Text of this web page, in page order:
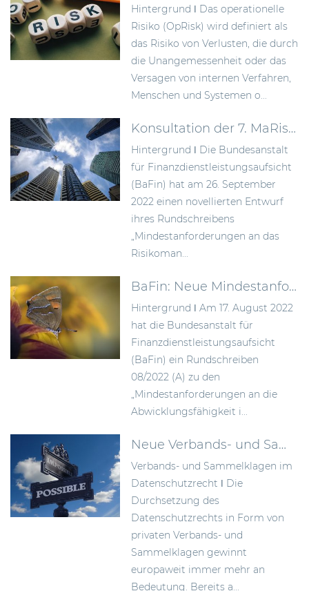
Hintergrund ǀ Das operationelle
Risiko (OpRisk) wird definiert als
das Risiko von Verlusten, die durch
die Unangemessenheit oder das
Versagen von internen Verfahren,
Menschen und Systemen o...
Konsultation der 7. MaRisk-Novelle
Hintergrund ǀ Die Bundesanstalt
für Finanzdienstleistungsaufsicht
(BaFin) hat am 26. September
2022 einen novellierten Entwurf
ihres Rundschreibens
„Mindestanforderungen an das
Risikoman...
BaFin: Neue Mindestanforderungen zur Verbesserung der Abwicklungsfähigkeit von Instituten
Hintergrund ǀ Am 17. August 2022
hat die Bundesanstalt für
Finanzdienstleistungsaufsicht
(BaFin) ein Rundschreiben
08/2022 (A) zu den
„Mindestanforderungen an die
Abwicklungsfähigkeit i...
Neue Verbands- und Sammelklagen im Datenschutzrecht
Verbands- und Sammelklagen im
Datenschutzrecht ǀ Die
Durchsetzung des
Datenschutzrechts in Form von
privaten Verbands- und
Sammelklagen gewinnt
europaweit immer mehr an
Bedeutung. Bereits a...